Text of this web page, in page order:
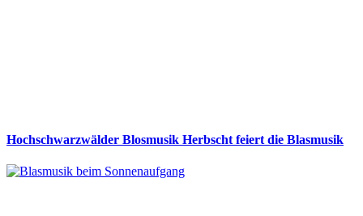
Hochschwarzwälder Blosmusik Herbscht feiert die Blasmusik